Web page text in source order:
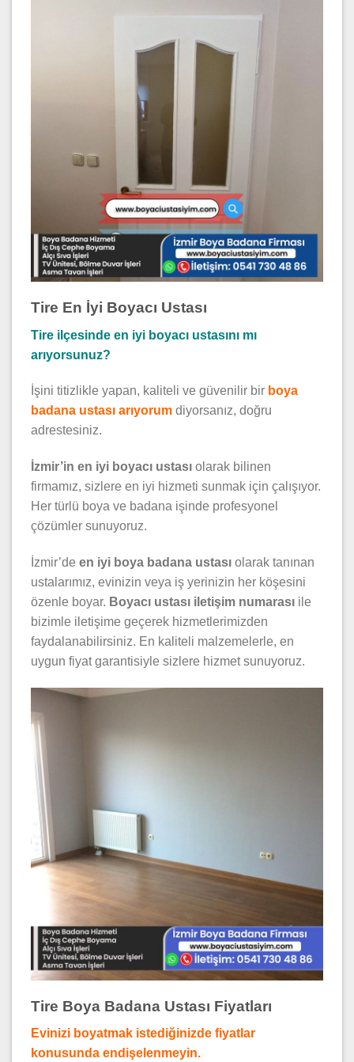
Tire En İyi Boyacı Ustası
Tire ilçesinde en iyi boyacı ustasını mı
arıyorsunuz?
İşini titizlikle yapan, kaliteli ve güvenilir bir boya
badana ustası arıyorum diyorsanız, doğru
adrestesiniz.
zmir’in en iyi boyacı ustası olarak bilinen
firmamız, sizlere en iyi hizmeti sunmak için çalışıyor.
Her türlü boya ve badana işinde profesyonel
çözümler sunuyoruz.
İzmir’de en iyi boya badana ustası olarak tanınan
ustalarımız, evinizin veya iş yerinizin her köşesini
özenle boyar. Boyacı ustası iletişim numarası ile
bizimle iletişime geçerek hizmetlerimizden
faydalanabilirsiniz. En kaliteli malzemelerle, en
uygun fiyat garantisiyle sizlere hizmet sunuyoruz.
Tire Boya Badana Ustası Fiyatları
Evinizi boyatmak istediğinizde fiyatlar
konusunda endişelenmeyin.